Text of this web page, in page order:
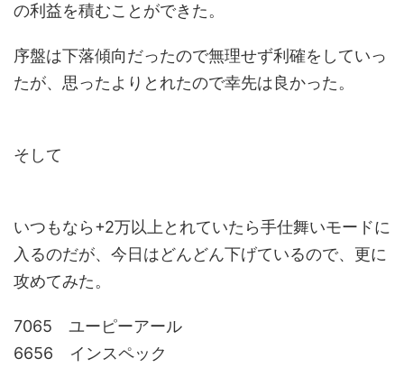
の利益を積むことができた。
序盤は下落傾向だったので無理せず利確をしていっ
たが、思ったよりとれたので幸先は良かった。
そして
いつもなら+2万以上とれていたら手仕舞いモードに
入るのだが、今日はどんどん下げているので、更に
攻めてみた。
7065 ユーピーアール
6656 インスペック